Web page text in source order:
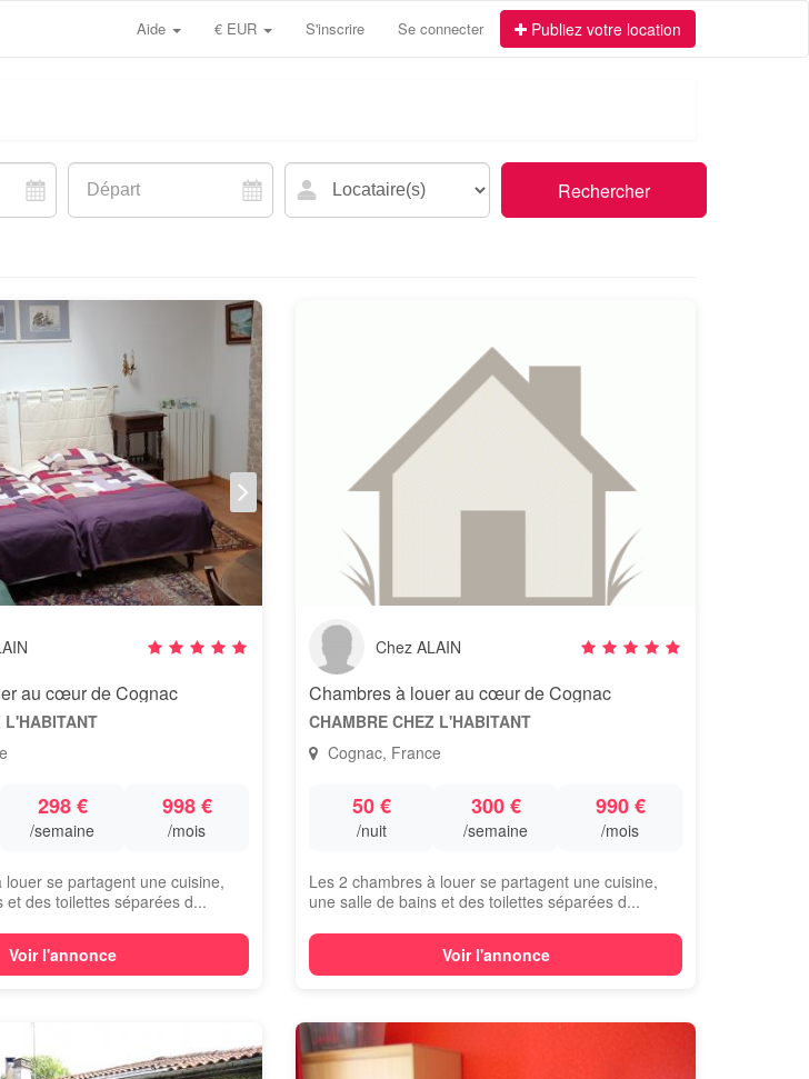
Aide € EUR S'inscrire Se connecter Publiez votre location
Rechercher
au cœur de Cognac
L'HABITANT
298 €
/semaine
998 €
/mois
louer se partagent une cuisine,
et des toilettes séparées d...
Voir l'annonce
Chez ALAIN
Chambres à louer au cœur de Cognac
CHAMBRE CHEZ L'HABITANT
Cognac, France
50 €
/nuit
300 €
/semaine
990 €
/mois
Les 2 chambres à louer se partagent une cuisine,
une salle de bains et des toilettes séparées d...
Voir l'annonce